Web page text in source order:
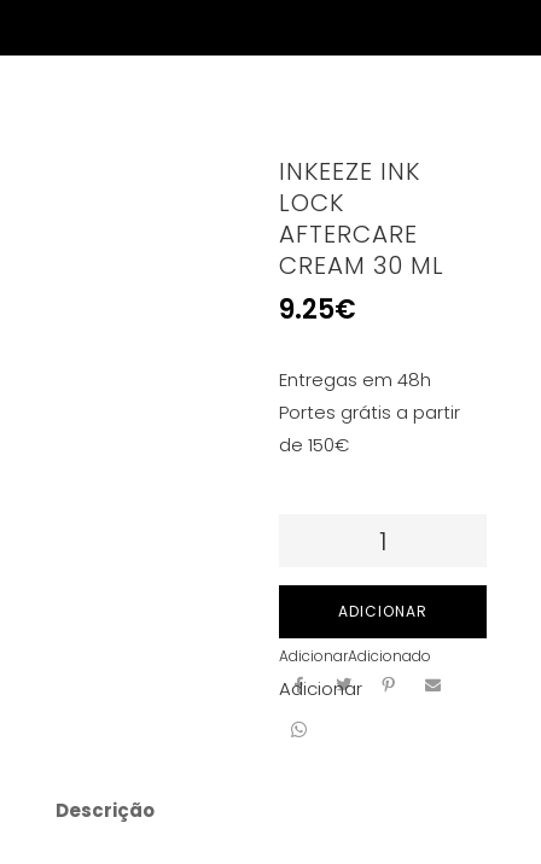
INKEEZE INK
LOCK
AFTERCARE
CREAM 30 ML
9.25€
Entregas em 48h
Portes grátis a partir
de 150€
Quantidade
LOCK
AFTERCARE
CREAM
ADICIONAR
AdicionarAdicionado
Adicionar
Descrição